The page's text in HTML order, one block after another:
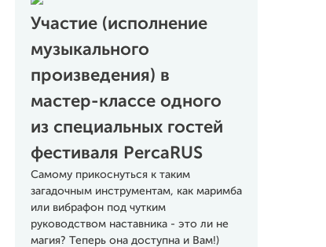
Участие (исполнение
музыкального
произведения) в
мастер-классе одного
из специальных гостей
фестиваля PercaRUS
Самому прикоснуться к таким
загадочным инструментам, как маримба
или вибрафон под чутким
руководством наставника - это ли не
магия? Теперь она доступна и Вам!)